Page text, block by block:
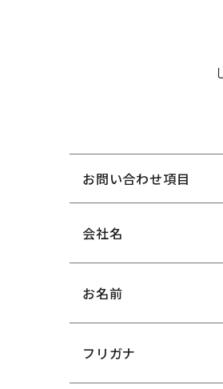
お問い合わせ項目
会社名
お名前
フリガナ